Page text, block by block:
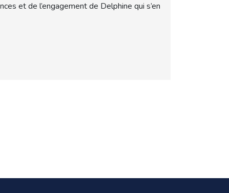
et de l’engagement de Delphine qui s’en